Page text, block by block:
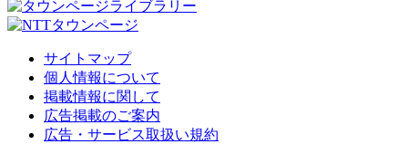
サイトマップ
個人情報について
掲載情報に関して
広告掲載のご案内
広告・サービス取扱い規約